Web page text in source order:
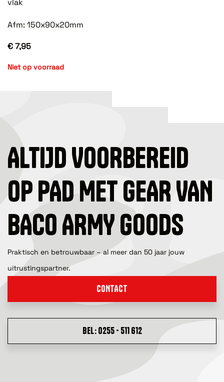
vlak
Afm: 150x90x20mm
€ 7,95
Niet op voorraad
ALTIJD VOORBEREID
OP PAD MET GEAR VAN
BACO ARMY GOODS
Praktisch en betrouwbaar – al meer dan 50 jaar jouw
uitrustingspartner.
CONTACT
BEL: 0255 - 511 612